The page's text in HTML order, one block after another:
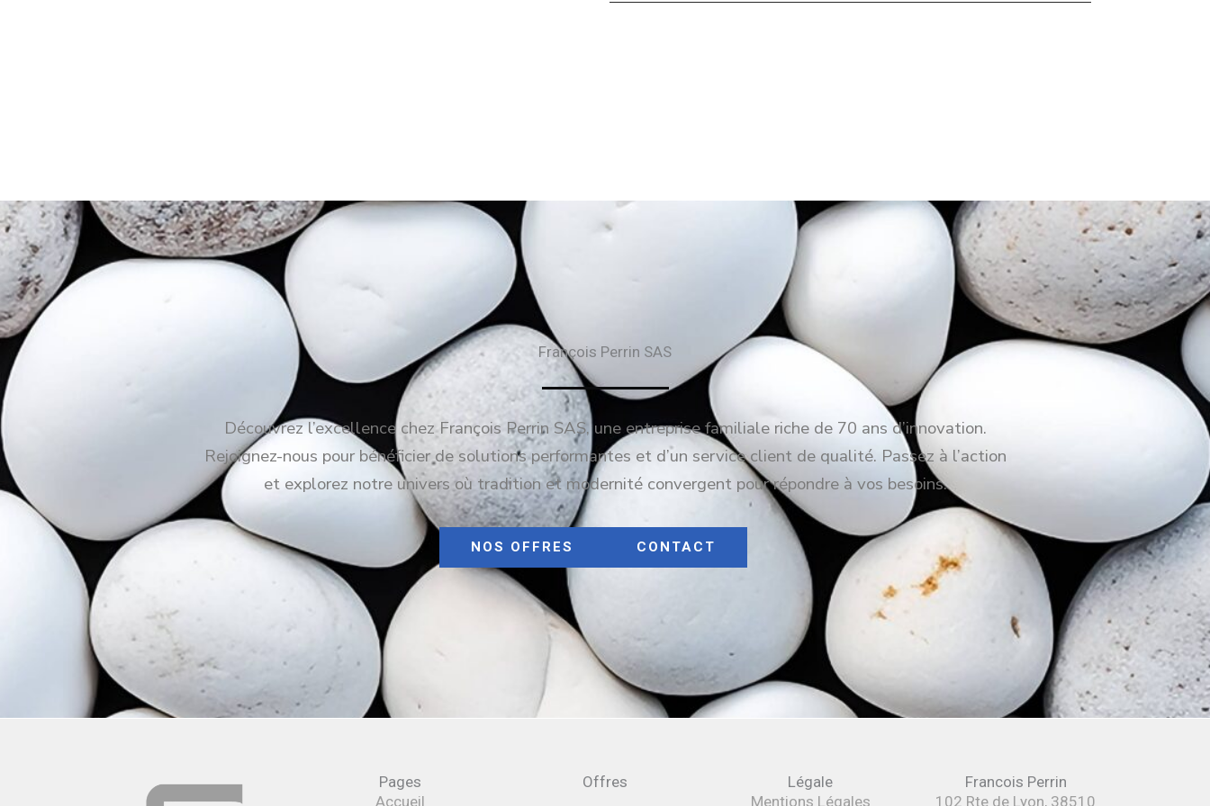
François Perrin SAS
Découvrez l’excellence chez François Perrin SAS, une entreprise familiale riche de 70 ans d’innovation.
Rejoignez-nous pour bénéficier de solutions performantes et d’un service client de qualité. Passez à l’action
et explorez notre univers où tradition et modernité convergent pour répondre à vos besoins.
NOS OFFRES CONTACT
Pages
Accueil
Offres
Légale
Mentions Légales
Francois Perrin
102 Rte de Lyon, 38510